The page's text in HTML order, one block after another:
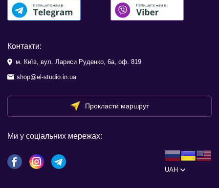
Контакти:
м. Київ, вул. Лариси Руденко, 6а, оф. 819
shop@el-studio.in.ua
Прокласти маршрут
Ми у соціальних мережах:
UAH